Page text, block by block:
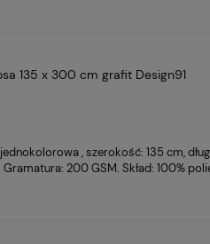
135 x 300 cm grafit Design91
, szerokość: 135 cm,
Gramatura: 200 GSM. Skład: 100%